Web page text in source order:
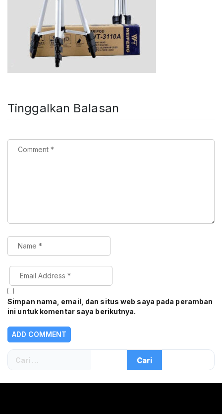
Tinggalkan Balasan
Simpan nama, email, dan situs web saya pada peramban
ini untuk komentar saya berikutnya.
Cari
untuk: